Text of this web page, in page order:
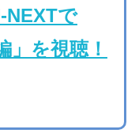
NEXTで
」を視聴！